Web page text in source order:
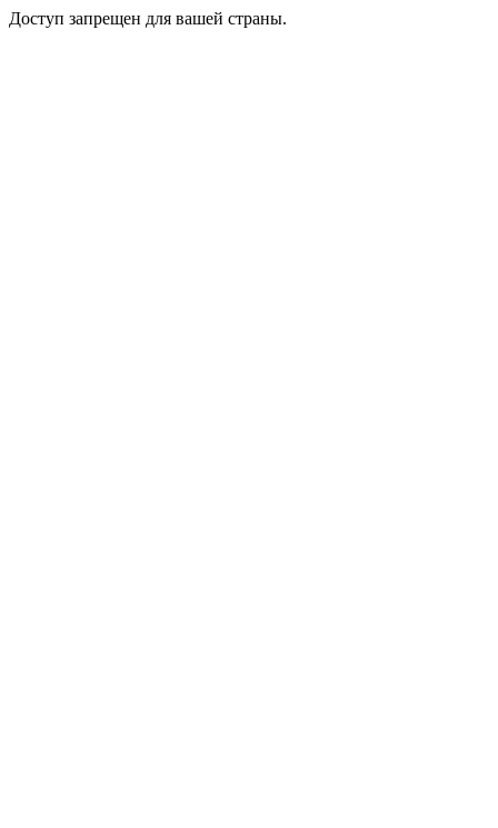
Доступ запрещен для вашей страны.